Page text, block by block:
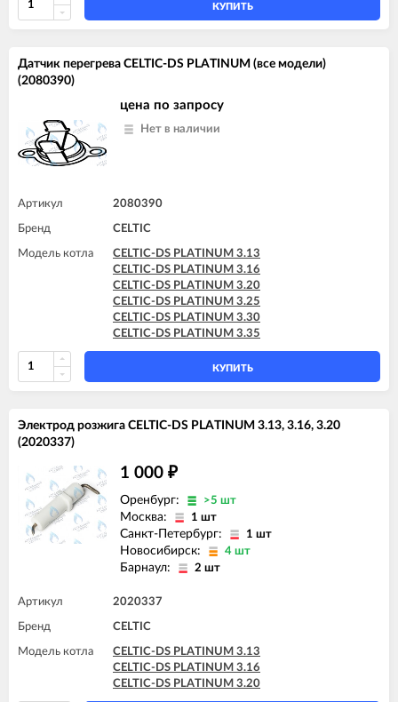
КУПИТЬ
Датчик перегрева CELTIC-DS PLATINUM (все модели)
(2080390)
цена по запросу
Нет в наличии
Артикул 2080390
Бренд CELTIC
Модель котла
CELTIC-DS PLATINUM 3.13
CELTIC-DS PLATINUM 3.16
CELTIC-DS PLATINUM 3.20
CELTIC-DS PLATINUM 3.25
CELTIC-DS PLATINUM 3.30
CELTIC-DS PLATINUM 3.35
КУПИТЬ
Электрод розжига CELTIC-DS PLATINUM 3.13, 3.16, 3.20
(2020337)
1 000 ₽
Оренбург: >5 шт
Москва: 1 шт
Санкт-Петербург: 1 шт
Новосибирск: 4 шт
Барнаул: 2 шт
Артикул 2020337
Бренд CELTIC
Модель котла
CELTIC-DS PLATINUM 3.13
CELTIC-DS PLATINUM 3.16
CELTIC-DS PLATINUM 3.20